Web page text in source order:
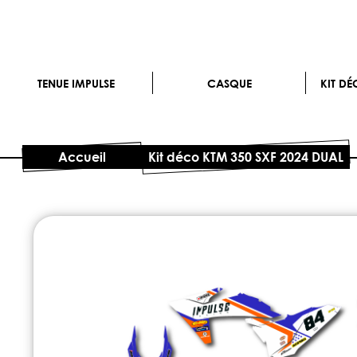
TENUE IMPULSE CASQUE KIT
Accueil Kit déco KTM 350 SXF 2024 DUAL
Skip